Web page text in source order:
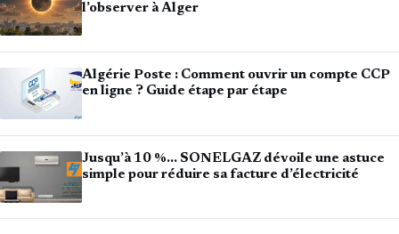
l’observer à Alger
Algérie Poste : Comment ouvrir un compte CCP
en ligne ? Guide étape par étape
Jusqu’à 10 %… SONELGAZ dévoile une astuce
simple pour réduire sa facture d’électricité